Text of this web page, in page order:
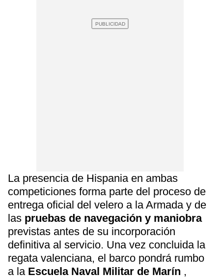
La presencia de Hispania en ambas
competiciones forma parte del proceso de
entrega oficial del velero a la Armada y de
las pruebas de navegación y maniobra
previstas antes de su incorporación
definitiva al servicio. Una vez concluida la
regata valenciana, el barco pondrá rumbo
a la Escuela Naval Militar de Marín ,